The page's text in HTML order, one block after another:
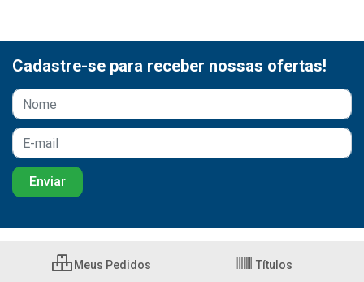
Cadastre-se para receber nossas ofertas!
Meus Pedidos Títulos